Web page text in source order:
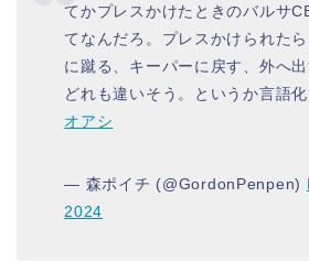
てかプレスかけたときのバルサ
てなんだろ。プレスかけられた
に蹴る、キーパーに戻す、外へ出
どれも違いそう。というか言語
オアシ
— 森ポイチ (@GordonPenpen)
2024